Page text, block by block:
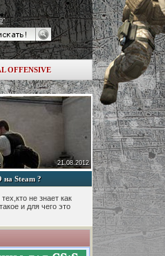
"
OFFENSIVE
21.08.2012
на Steam ?
не знает как
и для чего это